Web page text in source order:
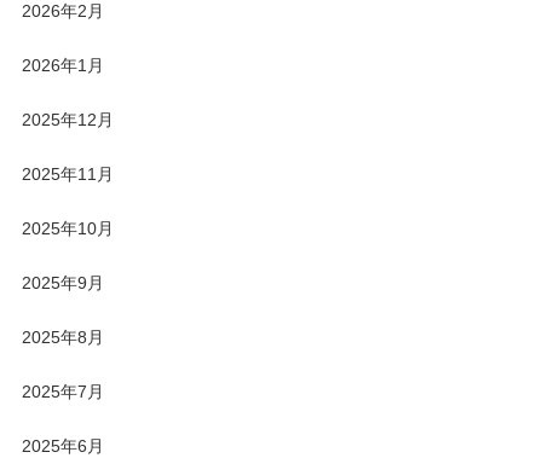
2026年2月
2026年1月
2025年12月
2025年11月
2025年10月
2025年9月
2025年8月
2025年7月
2025年6月